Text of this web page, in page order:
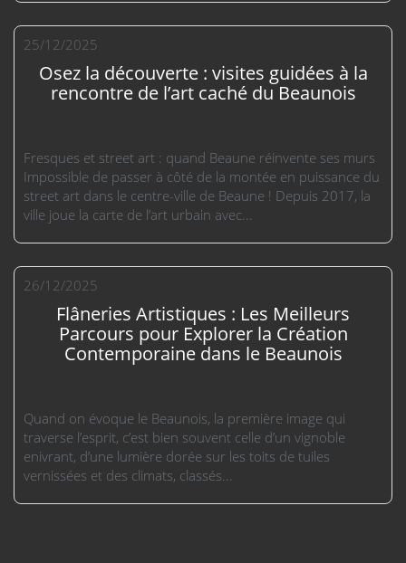
25/12/2025
Osez la découverte : visites guidées à la
rencontre de l’art caché du Beaunois
Fresques et street art : quand Beaune réinvente ses murs
Impossible de passer à côté de la montée en puissance du
street art dans le centre-ville de Beaune ! Depuis 2017, la
ville joue la carte de l’art urbain avec...
26/12/2025
Flâneries Artistiques : Les Meilleurs
Parcours pour Explorer la Création
Contemporaine dans le Beaunois
Quand on évoque le Beaunois, la première image qui
traverse l’esprit, c’est bien souvent celle d’un vignoble
enivrant, d’une lumière dorée sur les toits de tuiles
vernissées et des climats, classés...